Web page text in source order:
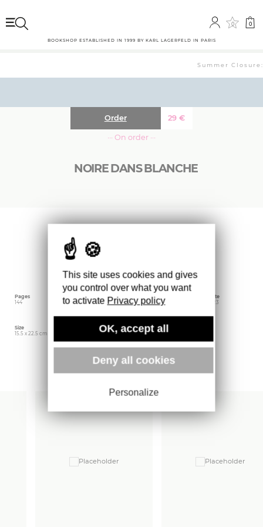
0 0
BOOKSHOP ESTABLISHED IN 1999 BY KARL LAGERFELD IN PARIS
Summer
NOIRE DANS BLANCHE
29€
Order
··· On order ···
réalisés depuis mes débuts et j’en ai
comptabilisé soixante et un. J’ai joué à les
associer à des titres de la Série noire. Et j’ai eu
l’impression que ces titres m’attendaient.
publier dans la Blanche, j’ai convié la Noire.»
Pages
144
Language
French
Publishing date
September 2023
Size
15.5 x 22.5 cm
Editor
Gallimard
More books
This site uses cookies and gives
you control over what you want
to activate Privacy policy
OK, accept all
Deny all cookies
Personalize